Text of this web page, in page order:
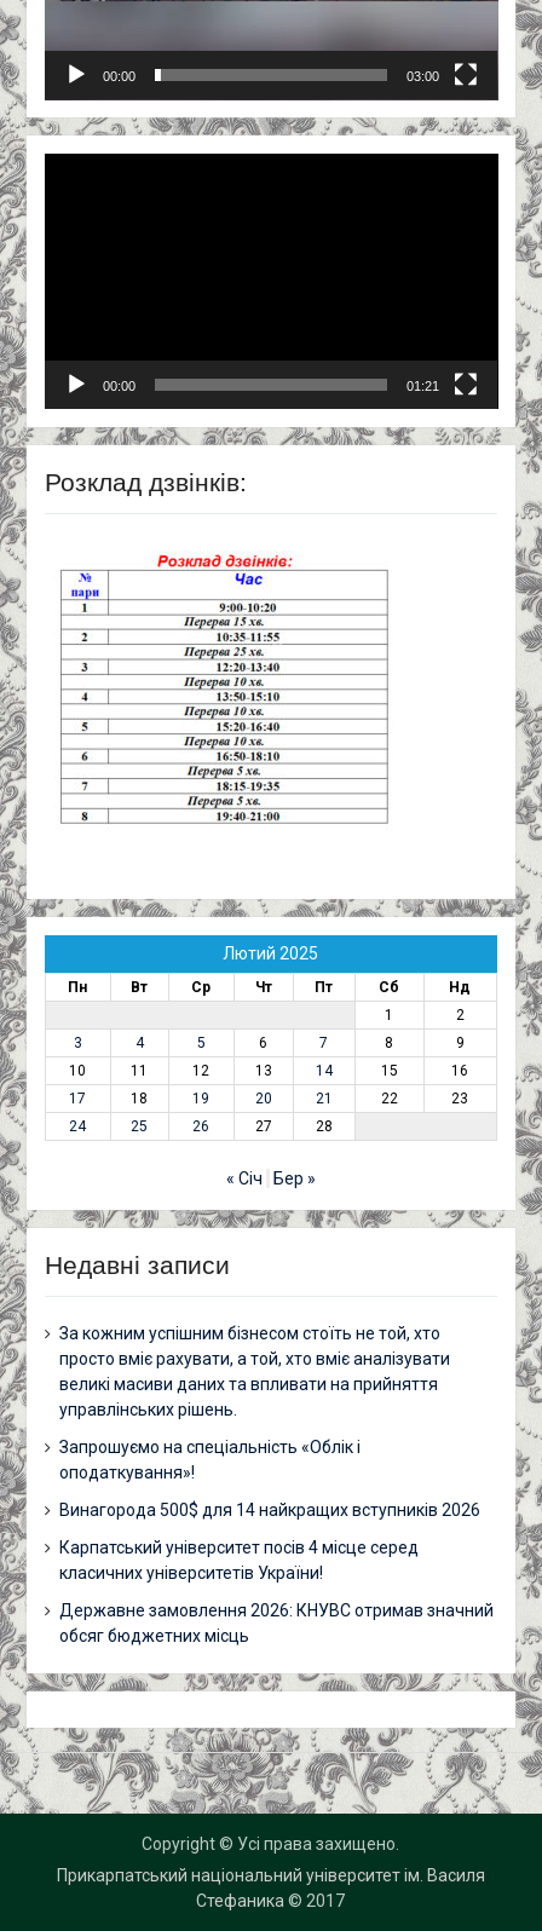
00:00 03:00
00:00 01:21
Розклад дзвінків:
Лютий 2025
Пн Вт Ср Чт Пт Сб
Нд
1
2
3
4 5 6 7 8
9
10
11 12 13 14 15
16
17
18 19 20 21 22
23
24
25 26 27 28
« Січ Бер »
Недавні записи
За кожним успішним бізнесом стоїть не той, хто
просто вміє рахувати, а той, хто вміє аналізувати
великі масиви даних та впливати на прийняття
управлінських рішень.
Запрошуємо на спеціальність «Облік і
оподаткування»!
Винагорода 500$ для 14 найкращих вступників 2026
Карпатський університет посів 4 місце серед
класичних університетів України!
Державне замовлення 2026: КНУВС отримав значний
обсяг бюджетних місць
Copyright © Усі права захищено.
Прикарпатський національний університет ім. Василя
Стефаника © 2017